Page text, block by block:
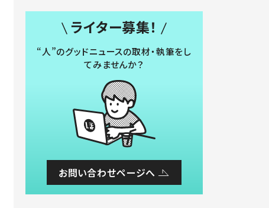
ライター募集！
“人”のグッドニュースの取材・執筆をし
てみませんか？
お問い合わせページへ